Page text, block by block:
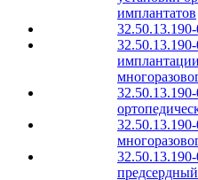
имплантатов
предсердный